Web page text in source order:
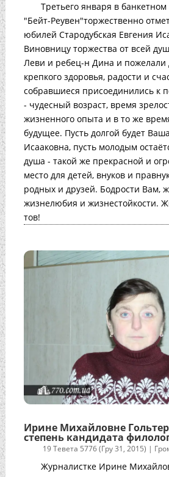
Третьего января в банкетном
"Бейт-Реувен"торжественно
юбилей Стародубская Евгения
Виновницу торжества от всей
Леви и ребец-н Дина и пожелали
крепкого здоровья, радости и
собравшиеся присоединились к
- чудесный возраст, время
жизненного опыта и в то же
будущее. Пусть долгой будет
Исааковна, пусть молодым
душа - такой же прекрасной и
место для детей, внуков и
родных и друзей. Бодрости Вам,
жизнелюбия и жизнестойкости.
тов!
Ирине Михайловне
степень кандидата
19 Тевета 5776 (Гру 31, 2015) |
Журналистке Ирине